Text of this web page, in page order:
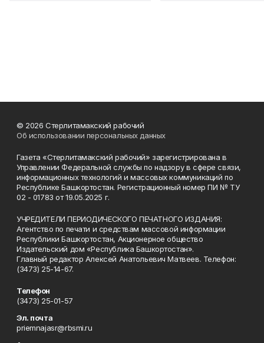
© 2026 Стерлитамакский рабочий
Об использовании персональных данных
Газета «Стерлитамакский рабочий» зарегистрирована в
Управлении Федеральной службы по надзору в сфере связи,
информационных технологий и массовых коммуникаций по
Республике Башкортостан. Регистрационный номер ПИ № ТУ
02 - 01783 от 19.05.2025 г.
УЧРЕДИТЕЛИ ПЕРИОДИЧЕСКОГО ПЕЧАТНОГО ИЗДАНИЯ:
Агентство по печати и средствам массовой информации
Республики Башкортостан, Акционерное общество
Издательский дом «Республика Башкортостан».
Главный редактор Алексей Анатольевич Матвеев. Телефон:
(3473) 25-14-67.
Телефон
(3473) 25-01-57
Эл. почта
priemnajasr@rbsmi.ru